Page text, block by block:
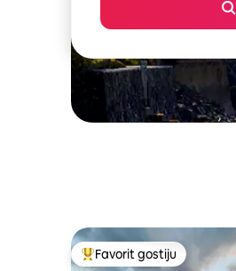
Glavni favorit gostiju
Favorit gostiju